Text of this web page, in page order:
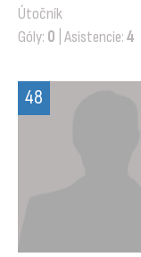
Útočník
Góly: 0 | Asistencie:4
48